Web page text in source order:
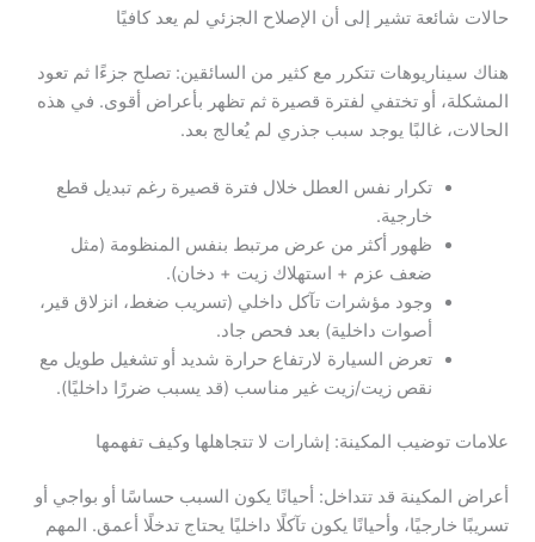
حالات شائعة تشير إلى أن الإصلاح الجزئي لم يعد كافيًا
هناك سيناريوهات تتكرر مع كثير من السائقين: تصلح جزءًا ثم تعود
المشكلة، أو تختفي لفترة قصيرة ثم تظهر بأعراض أقوى. في هذه
الحالات، غالبًا يوجد سبب جذري لم يُعالج بعد.
تكرار نفس العطل خلال فترة قصيرة رغم تبديل قطع
خارجية.
ظهور أكثر من عرض مرتبط بنفس المنظومة (مثل
ضعف عزم + استهلاك زيت + دخان).
وجود مؤشرات تآكل داخلي (تسريب ضغط، انزلاق قير،
أصوات داخلية) بعد فحص جاد.
تعرض السيارة لارتفاع حرارة شديد أو تشغيل طويل مع
نقص زيت/زيت غير مناسب (قد يسبب ضررًا داخليًا).
علامات توضيب المكينة: إشارات لا تتجاهلها وكيف تفهمها
أعراض المكينة قد تتداخل: أحيانًا يكون السبب حساسًا أو بواجي أو
تسريبًا خارجيًا، وأحيانًا يكون تآكلًا داخليًا يحتاج تدخلًا أعمق. المهم